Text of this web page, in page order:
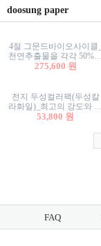
doosung paper
4절 그문드바이오사이클_
천연추출물을 각각 50%이
상 함유한 친환경그래픽
275,600 원
전지 두성컬러팩(두성칼
라화일)_최고의 강도와 평
활성을 지닌 다양한 컬러
53,800 원
FAQ